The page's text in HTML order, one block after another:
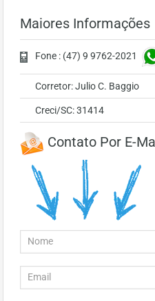
Maiores Informações
Fone : (47) 9 9762-2021
Corretor: Julio C. Baggio
Creci/SC: 31414
Contato Por E-